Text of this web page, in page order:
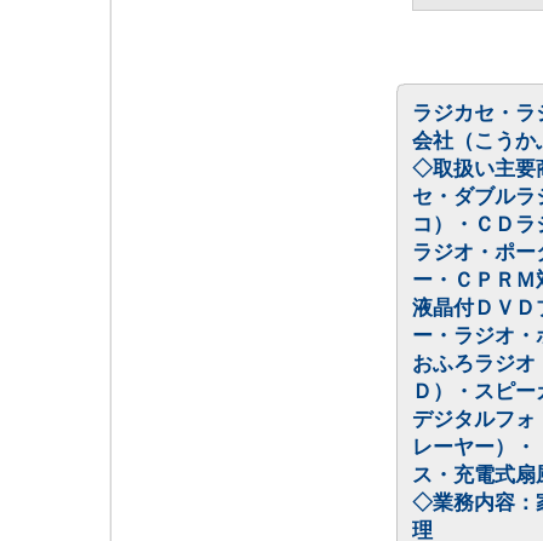
ラジカセ・ラ
会社（こうか
◇取扱い主要
セ・ダブル
コ）・ＣＤ
ラジオ・ポ
ー・ＣＰＲ
液晶付ＤＶＤ
ー・ラジオ
おふろラジ
Ｄ）・スピ
デジタルフ
レーヤー）
ス・充電式
◇業務内容
理